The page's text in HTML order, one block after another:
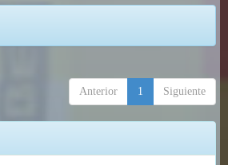
Anterior 1 Siguiente